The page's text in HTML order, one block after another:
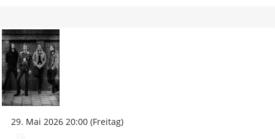
29. Mai 2026 20:00 (Freitag)